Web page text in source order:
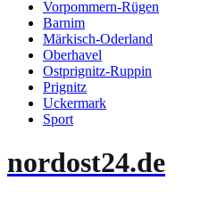
Vorpommern-Rügen
Barnim
Märkisch-Oderland
Oberhavel
Ostprignitz-Ruppin
Prignitz
Uckermark
Sport
nordost24.de